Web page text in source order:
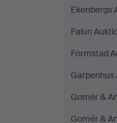
Ekenbergs
Falun
Formstad
Garpenhus
Gomér &
Gomér &